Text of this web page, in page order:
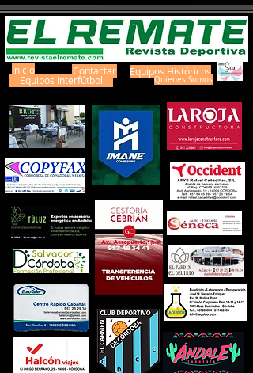
Inicio Contactar
Equipos Interfútbol
Equipos Históricos
Quienes Somos